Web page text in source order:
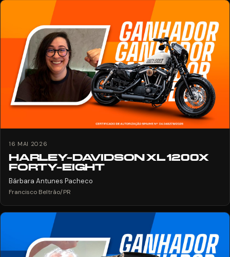
16 MAI 2026
HARLEY-DAVIDSON XL 1200X
FORTY-EIGHT
Bárbara Antunes Pacheco
Francisco Beltrão/PR